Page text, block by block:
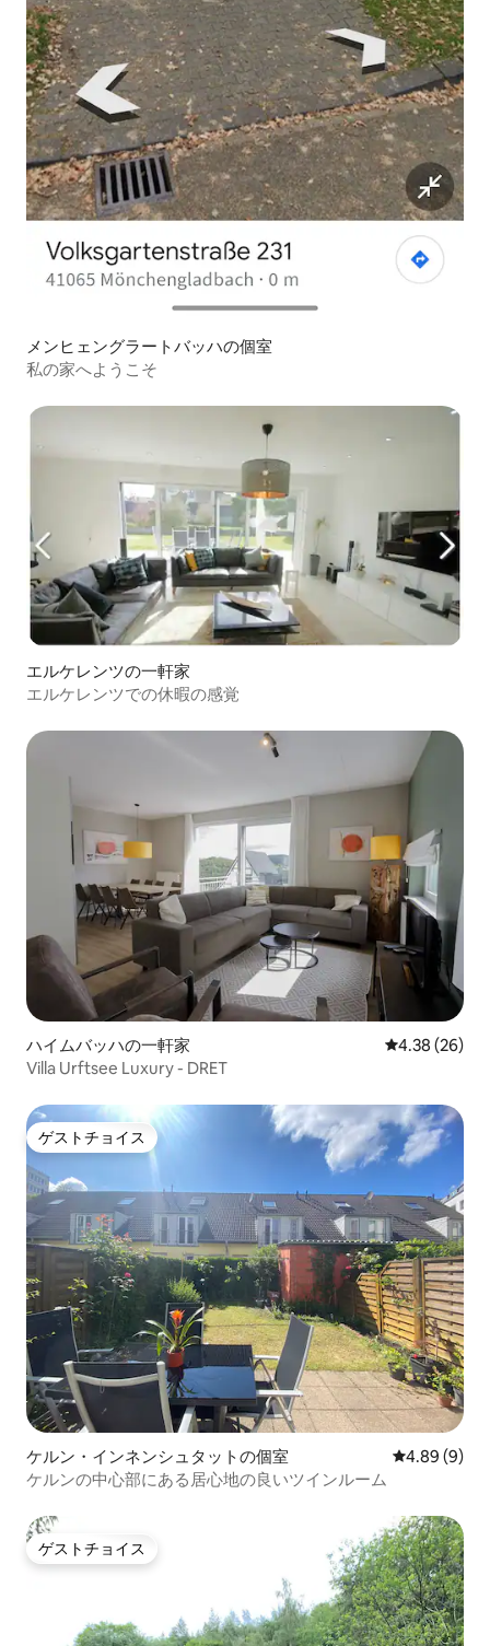
メンヒェングラートバッハの個室
私の家へようこそ
エルケレンツの一軒家
エルケレンツでの休暇の感覚
ハイムバッハの一軒家 レビュー26
4.38 (26)
Villa Urftsee Luxury - DRET
ゲストチョイス
ゲストチョイス
ケルン・インネンシュタットの個室 レビュー9件
4.89 (9)
ケルンの中心部にある居心地の良いツインルーム
ゲストチョイス
ゲストチョイス